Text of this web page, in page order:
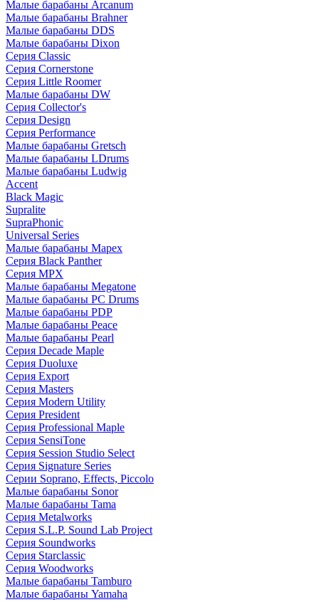
Малые барабаны Arcanum
Малые барабаны Brahner
Малые барабаны DDS
Малые барабаны Dixon
Серия Classic
Серия Cornerstone
Серия Little Roomer
Малые барабаны DW
Серия Collector's
Серия Design
Серия Performance
Малые барабаны Gretsch
Малые барабаны LDrums
Малые барабаны Ludwig
Accent
Black Magic
Supralite
SupraPhonic
Universal Series
Малые барабаны Mapex
Серия Black Panther
Серия MPX
Малые барабаны Megatone
Малые барабаны PC Drums
Малые барабаны PDP
Малые барабаны Peace
Малые барабаны Pearl
Серия Decade Maple
Серия Duoluxe
Серия Export
Серия Masters
Серия Modern Utility
Серия President
Серия Professional Maple
Серия SensiTone
Серия Session Studio Select
Серия Signature Series
Серии Soprano, Effects, Piccolo
Малые барабаны Sonor
Малые барабаны Tama
Серия Metalworks
Серия S.L.P. Sound Lab Project
Серия Soundworks
Серия Starclassic
Серия Woodworks
Малые барабаны Tamburo
Малые барабаны Yamaha